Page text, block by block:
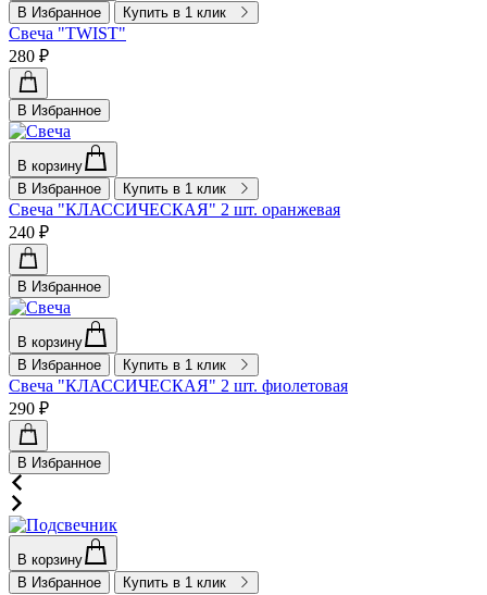
В Избранное
Купить в 1 клик
Свеча "TWIST"
280 ₽
В Избранное
В корзину
В Избранное
Купить в 1 клик
Свеча "КЛАССИЧЕСКАЯ" 2 шт. оранжевая
240 ₽
В Избранное
В корзину
В Избранное
Купить в 1 клик
Свеча "КЛАССИЧЕСКАЯ" 2 шт. фиолетовая
290 ₽
В Избранное
В корзину
В Избранное
Купить в 1 клик